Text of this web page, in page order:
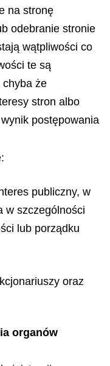
na stronę
odebranie stronie
wątpliwości co
te są
chyba że
stron albo
postępowania
publiczny, w
w szczególności
lub porządku
oraz
organów